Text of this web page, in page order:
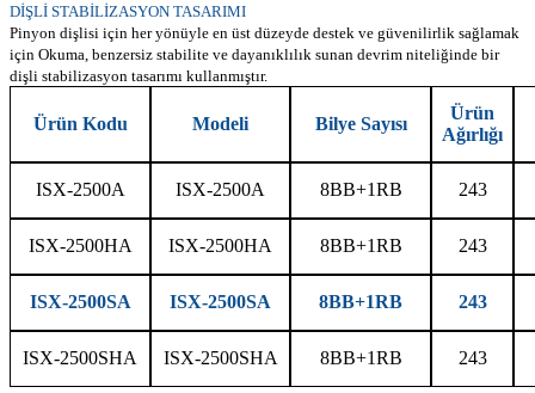
DİŞLİ STABİLİZASYON TASARIMI
Pinyon dişlisi için her yönüyle en üst düzeyde destek ve güvenilirlik sağlamak
için Okuma, benzersiz stabilite ve dayanıklılık sunan devrim niteliğinde bir
dişli stabilizasyon tasarımı kullanmıştır.
Ürün Kodu Modeli Bilye Sayısı
Ürün
Ağırlığı
ISX-2500A ISX-2500A 8BB+1RB 243
ISX-2500HA ISX-2500HA 8BB+1RB 243
ISX-2500SA ISX-2500SA 8BB+1RB 243
ISX-2500SHA ISX-2500SHA 8BB+1RB
243